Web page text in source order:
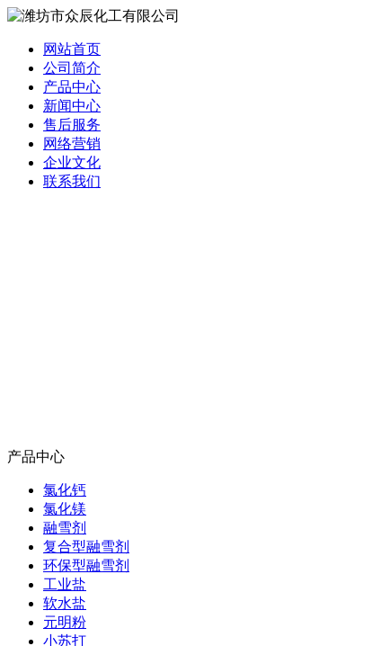
网站首页
公司简介
产品中心
新闻中心
售后服务
网络营销
企业文化
联系我们
产品中心
氯化钙
氯化镁
融雪剂
复合型融雪剂
环保型融雪剂
工业盐
软水盐
元明粉
小苏打